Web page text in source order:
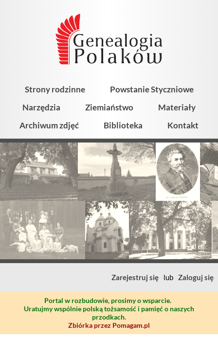
Strony rodzinne
Powstanie Styczniowe
Narzędzia
Ziemiaństwo
Materiały
Archiwum zdjęć
Biblioteka Kontakt
Zarejestruj się lub Zaloguj się
Portal w rozbudowie, prosimy o wsparcie.
Uratujmy wspólnie polską tożsamość i pamięć o naszych
przodkach.
Zbiórka przez Pomagam.pl